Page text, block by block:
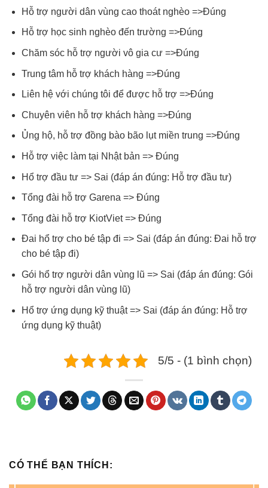
Hỗ trợ người dân vùng cao thoát nghèo =>Đúng
Hỗ trợ học sinh nghèo đến trường =>Đúng
Chăm sóc hỗ trợ người vô gia cư =>Đúng
Trung tâm hỗ trợ khách hàng =>Đúng
Liên hệ với chúng tôi để được hỗ trợ =>Đúng
Chuyên viên hỗ trợ khách hàng =>Đúng
Ủng hộ, hỗ trợ đồng bào bão lụt miền trung =>Đúng
Hỗ trợ việc làm tại Nhật bản => Đúng
Hổ trợ đầu tư => Sai (đáp án đúng: Hỗ trợ đầu tư)
Tổng đài hỗ trợ Garena => Đúng
Tổng đài hỗ trợ KiotViet => Đúng
Đai hổ trợ cho bé tập đi => Sai (đáp án đúng: Đai hỗ trợ
cho bé tập đi)
Gói hổ trợ người dân vùng lũ => Sai (đáp án đúng: Gói
hỗ trợ người dân vùng lũ)
Hổ trợ ứng dụng kỹ thuật => Sai (đáp án đúng: Hỗ trợ
ứng dụng kỹ thuật)
5/5 - (1 bình chọn)
CÓ THỂ BẠN THÍCH: